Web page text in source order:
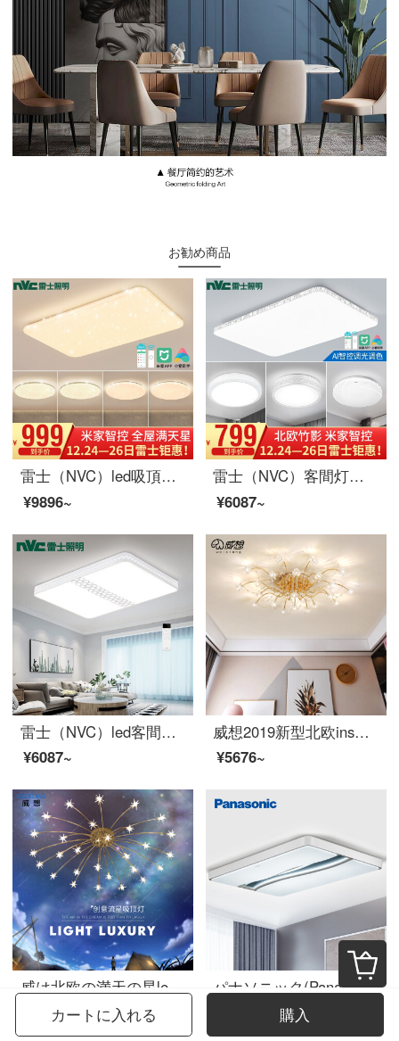
お勧め商品
雷士（NVC）led吸頂灯客間灯寝室灯レストランのイルミネーション白い満天星超薄シリーズ北欧現代簡単小米AI米家APP智控灯具
¥9896~
雷士（NVC）客間灯吸天井灯灯灯灯灯装飾LED灯現代シンプルでロマンチックな長方形創意新中国式米家音声智控灯具セット
¥6087~
雷士（NVC）led客間灯吸天井灯リモコン調光現代簡約ファッション客間寝室吸天井灯長方照明器具セット
¥6087~
威想2019新型北欧ins風少女寝室灯創意リビングランプネットの赤と暖かいロマンチックな結婚部屋の女の子LED水晶のヘッドランプ21頭-直径90 cm-暖かい光
¥5676~
威は北欧の満天の星ledが明かりを吸い込んだ後に近代的な客間灯の寝室の明かりの個性のアイデアが暖かくてロマンチックでファッション的なレストランの書斎の照明器具の金色-15頭-直径の70 cm
¥3794~
パナソニック(Panasonic)シーリングライトLEDリビングライトLEDリビングライト适悦光リモコン调色长方形シーリング松舞シリーズ105瓦HXZX 059
カートに入れる 購入